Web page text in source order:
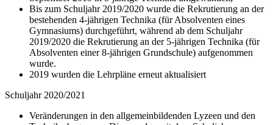
Bis zum Schuljahr 2019/2020 wurde die Rekrutierung an der
bestehenden 4-jährigen Technika (für Absolventen eines
Gymnasiums) durchgeführt, während ab dem Schuljahr
2019/2020 die Rekrutierung an der 5-jährigen Technika (für
Absolventen einer 8-jährigen Grundschule) aufgenommen
wurde.
2019 wurden die Lehrpläne erneut aktualisiert
Schuljahr 2020/2021
Veränderungen in den allgemeinbildenden Lyzeen und den